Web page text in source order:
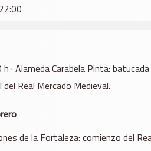
· Alameda Carabela Pinta: batucada
del Real Mercado Medieval.
de la Fortaleza: comienzo del